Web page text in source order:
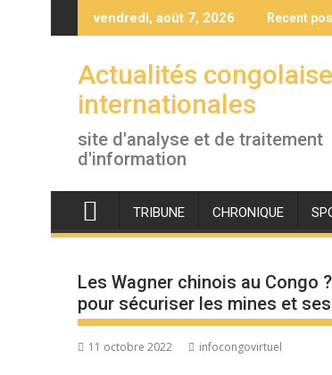
to
vendredi, août 7, 2026 Recent
Actualités
internationales
site d'analyse et de traitement
d'information
TRIBUNE CHRONIQUE
Les Wagner chinois au Congo
pour sécuriser les mines et
11 octobre 2022 infocongovirtuel